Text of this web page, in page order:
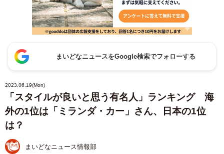
まいどなニュースをGoogle検索でフォローする
2023.06.19(Mon)
「スタイルが良いと思う有名人」ランキング 海
外の1位は「ミランダ・カー」さん、日本の1位
は？
まいどなニュース情報部